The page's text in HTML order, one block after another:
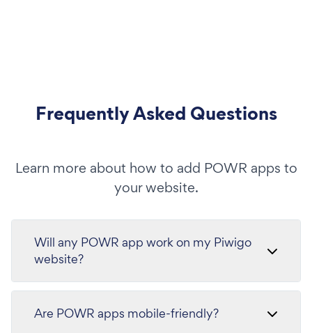
Frequently Asked Questions
Learn more about how to add POWR apps to
your website.
Will any POWR app work on my Piwigo
website?
Are POWR apps mobile-friendly?